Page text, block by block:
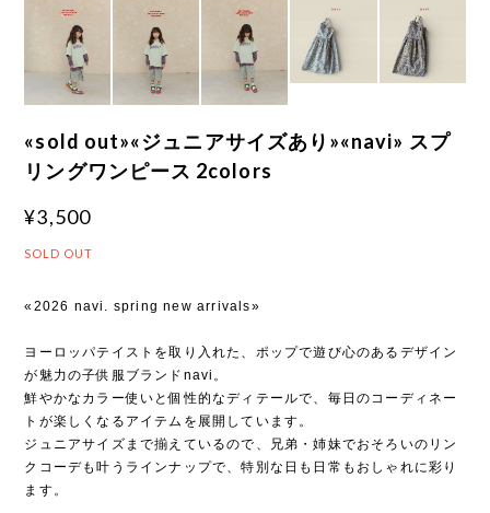
«sold out»«ジュニアサイズあり»«navi» スプ
リングワンピース 2colors
¥3,500
SOLD OUT
«2026 navi. spring new arrivals»
ヨーロッパテイストを取り入れた、ポップで遊び心のあるデザイン
が魅力の子供服ブランドnavi。
鮮やかなカラー使いと個性的なディテールで、毎日のコーディネー
トが楽しくなるアイテムを展開しています。
ジュニアサイズまで揃えているので、兄弟・姉妹でおそろいのリン
クコーデも叶うラインナップで、特別な日も日常もおしゃれに彩り
ます。